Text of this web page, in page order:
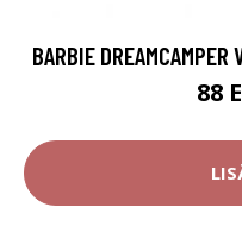
BARBIE
88